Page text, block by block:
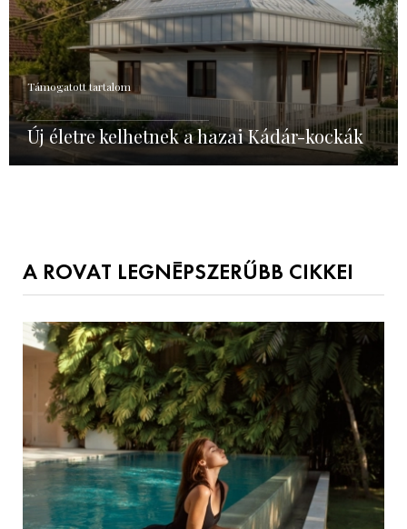
Támogatott tartalom
Új életre kelhetnek a hazai Kádár-kockák
A ROVAT LEGNÉPSZERŰBB CIKKEI